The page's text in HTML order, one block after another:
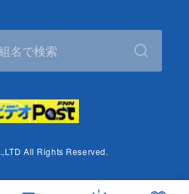
All Rights Reserved.